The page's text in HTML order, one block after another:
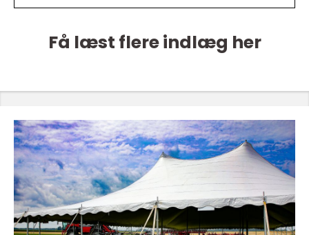
Få læst flere indlæg her